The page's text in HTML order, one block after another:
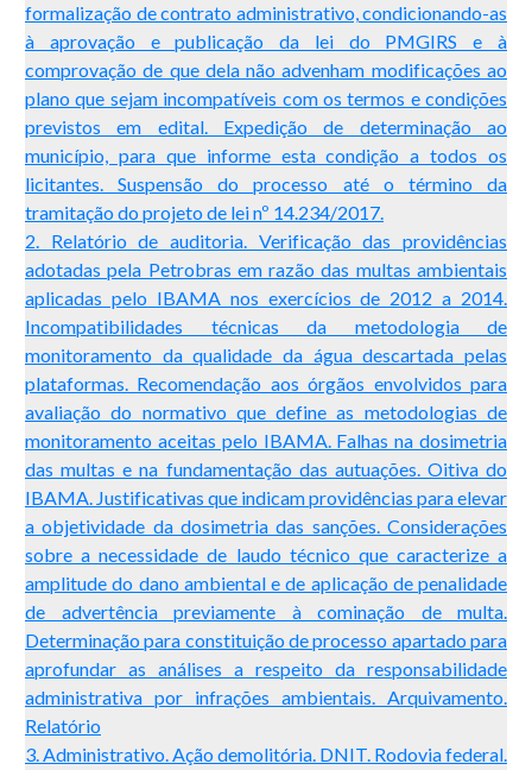
formalização de contrato administrativo, condicionando-as
à aprovação e publicação da lei do PMGIRS e à
comprovação de que dela não advenham modificações ao
plano que sejam incompatíveis com os termos e condições
previstos em edital. Expedição de determinação ao
município, para que informe esta condição a todos os
licitantes. Suspensão do processo até o término da
tramitação do projeto de lei nº 14.234/2017.
2. Relatório de auditoria. Verificação das providências
adotadas pela Petrobras em razão das multas ambientais
aplicadas pelo IBAMA nos exercícios de 2012 a 2014.
Incompatibilidades técnicas da metodologia de
monitoramento da qualidade da água descartada pelas
plataformas. Recomendação aos órgãos envolvidos para
avaliação do normativo que define as metodologias de
monitoramento aceitas pelo IBAMA. Falhas na dosimetria
das multas e na fundamentação das autuações. Oitiva do
IBAMA. Justificativas que indicam providências para elevar
a objetividade da dosimetria das sanções. Considerações
sobre a necessidade de laudo técnico que caracterize a
amplitude do dano ambiental e de aplicação de penalidade
de advertência previamente à cominação de multa.
Determinação para constituição de processo apartado para
aprofundar as análises a respeito da responsabilidade
administrativa por infrações ambientais. Arquivamento.
Relatório
3. Administrativo. Ação demolitória. DNIT. Rodovia federal.